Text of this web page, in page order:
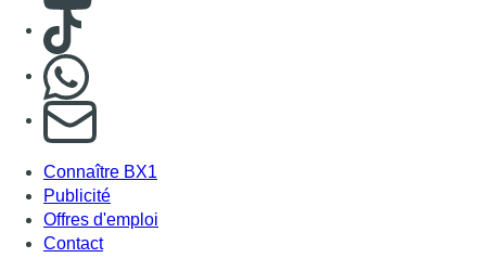
Gérer les cookies